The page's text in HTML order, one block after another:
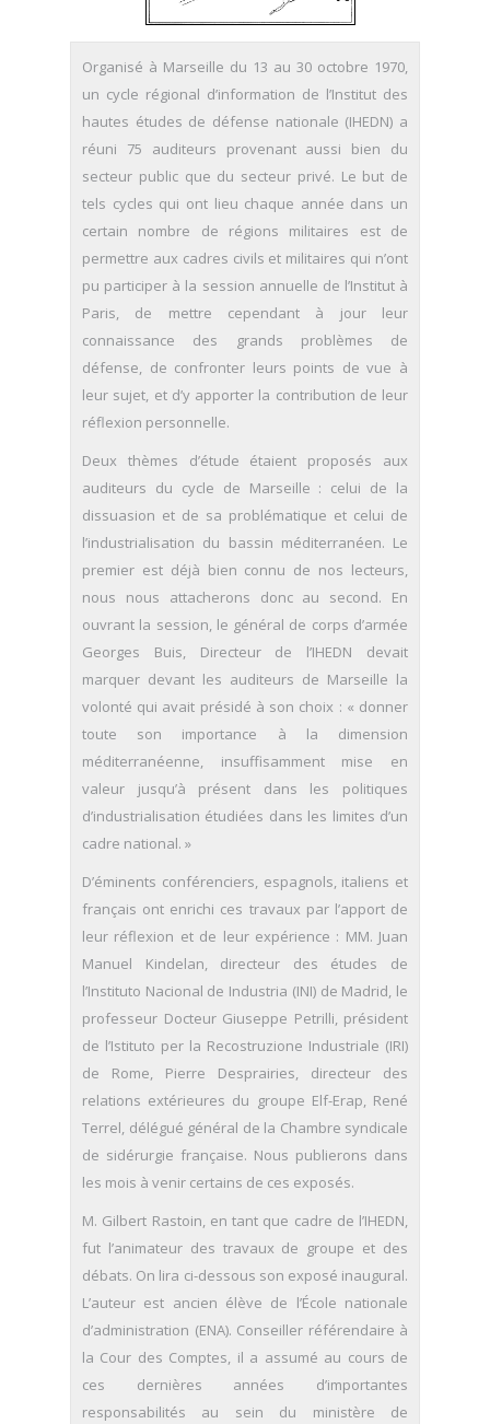
Organisé à Marseille du 13 au 30 octobre 1970,
un cycle régional d’information de l’Institut des
hautes études de défense nationale (IHEDN) a
réuni 75 auditeurs provenant aussi bien du
secteur public que du secteur privé. Le but de
tels cycles qui ont lieu chaque année dans un
certain nombre de régions militaires est de
permettre aux cadres civils et militaires qui n’ont
pu participer à la session annuelle de l’Institut à
Paris, de mettre cependant à jour leur
connaissance des grands problèmes de
défense, de confronter leurs points de vue à
leur sujet, et d’y apporter la contribution de leur
réflexion personnelle.
Deux thèmes d’étude étaient proposés aux
auditeurs du cycle de Marseille : celui de la
dissuasion et de sa problématique et celui de
l’industrialisation du bassin méditerranéen. Le
premier est déjà bien connu de nos lecteurs,
nous nous attacherons donc au second. En
ouvrant la session, le général de corps d’armée
Georges Buis, Directeur de l’IHEDN devait
marquer devant les auditeurs de Marseille la
volonté qui avait présidé à son choix : « donner
toute son importance à la dimension
méditerranéenne, insuffisamment mise en
valeur jusqu’à présent dans les politiques
d’industrialisation étudiées dans les limites d’un
cadre national. »
D’éminents conférenciers, espagnols, italiens et
français ont enrichi ces travaux par l’apport de
leur réflexion et de leur expérience : MM. Juan
Manuel Kindelan, directeur des études de
l’Instituto Nacional de Industria (INI) de Madrid, le
professeur Docteur Giuseppe Petrilli, président
de l’Istituto per la Recostruzione Industriale (IRI)
de Rome, Pierre Desprairies, directeur des
relations extérieures du groupe Elf-Erap, René
Terrel, délégué général de la Chambre syndicale
de sidérurgie française. Nous publierons dans
les mois à venir certains de ces exposés.
M. Gilbert Rastoin, en tant que cadre de l’IHEDN,
fut l’animateur des travaux de groupe et des
débats. On lira ci-dessous son exposé inaugural.
L’auteur est ancien élève de l’École nationale
d’administration (ENA). Conseiller référendaire à
la Cour des Comptes, il a assumé au cours de
ces dernières années d’importantes
responsabilités au sein du ministère de